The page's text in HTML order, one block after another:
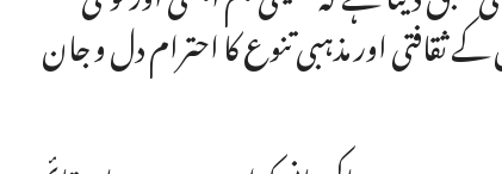
اور مذہبی تنوع کا احترام دل و جان